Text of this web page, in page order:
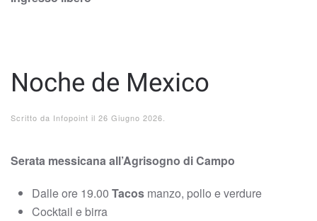
Noche de Mexico
Scritto da Infopoint il 26 Giugno 2026.
Serata messicana all’Agrisogno di Campo
Dalle ore 19.00 Tacos manzo, pollo e verdure
Cocktail e birra